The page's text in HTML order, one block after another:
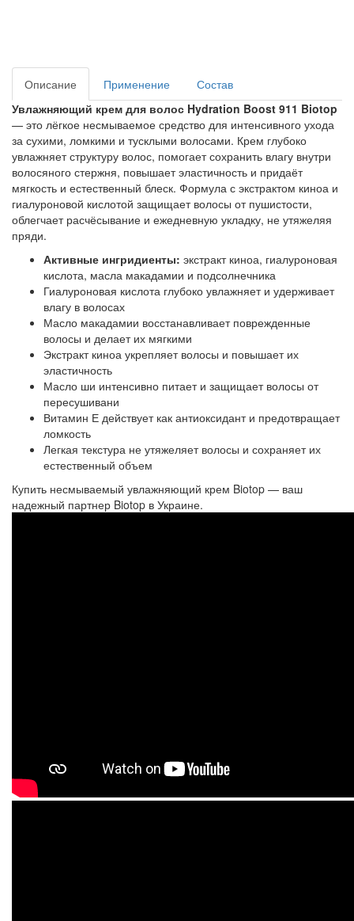
Описание Применение
Состав
Увлажняющий крем для волос Hydration Boost 911 Biotop
— это лёгкое несмываемое средство для интенсивного ухода
за сухими, ломкими и тусклыми волосами. Крем глубоко
увлажняет структуру волос, помогает сохранить влагу внутри
волосяного стержня, повышает эластичность и придаёт
мягкость и естественный блеск. Формула с экстрактом киноа и
гиалуроновой кислотой защищает волосы от пушистости,
облегчает расчёсывание и ежедневную укладку, не утяжеляя
пряди.
Активные ингридиенты: экстракт киноа, гиалуроновая
кислота, масла макадамии и подсолнечника
Гиалуроновая кислота глубоко увлажняет и удерживает
влагу в волосах
Масло макадамии восстанавливает поврежденные
волосы и делает их мягкими
Экстракт киноа укрепляет волосы и повышает их
эластичность
Масло ши интенсивно питает и защищает волосы от
пересушивани
Витамин Е действует как антиоксидант и предотвращает
ломкость
Легкая текстура не утяжеляет волосы и сохраняет их
естественный объем
Купить несмываемый увлажняющий крем Biotop — ваш
надежный партнер Biotop в Украине.